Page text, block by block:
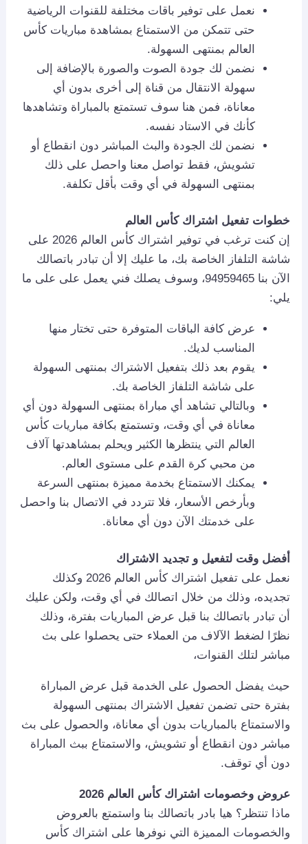
نعمل على توفير باقات مختلفة للقنوات الرياضية
حتى تتمكن من الاستمتاع بمشاهدة مباريات كأس
العالم بمنتهى السهولة.
نضمن لك جودة الصوت والصورة بالإضافة إلى
سهولة الانتقال من قناة إلى أخرى بدون أي
معاناة، فمن هنا سوف تستمتع بالمباراة وتشاهدها
كأنك في الاستاد نفسه.
نضمن لك الجودة والبث المباشر دون انقطاع أو
تشويش، فقط تواصل معنا واحصل على ذلك
بمنتهى السهولة في أي وقت بأقل تكلفة.
خطوات تفعيل اشتراك كأس العالم
إن كنت ترغب في توفير اشتراك كأس العالم 2026 على
شاشة التلفاز الخاصة بك، ما عليك إلا أن تبادر باتصالك
الآن بنا 94959465، وسوف يصلك فني يعمل على على ما
يلي:
عرض كافة الباقات المتوفرة حتى تختار منها
المناسب لديك.
يقوم بعد ذلك بتفعيل الاشتراك بمنتهى السهولة
على شاشة التلفاز الخاصة بك.
وبالتالي تشاهد أي مباراة بمنتهى السهولة دون أي
معاناة في أي وقت، وتستمتع بكافة مباريات كأس
العالم التي ينتظرها الكثير ويحلم بمشاهدتها آلاف
من محبي كرة القدم على مستوى العالم.
يمكنك الاستمتاع بخدمة مميزة بمنتهى السرعة
وبأرخص الأسعار، فلا تتردد في الاتصال بنا واحصل
على خدمتك الآن دون أي معاناة.
أفضل وقت لتفعيل و تجديد الاشتراك
نعمل على تفعيل اشتراك كأس العالم 2026 وكذلك
تجديده، وذلك من خلال اتصالك في أي وقت، ولكن عليك
أن تبادر باتصالك بنا قبل عرض المباريات بفترة، وذلك
نظرًا لضغط الآلاف من العملاء حتى يحصلوا على بث
مباشر لتلك القنوات،
حيث يفضل الحصول على الخدمة قبل عرض المباراة
بفترة حتى تضمن تفعيل الاشتراك بمنتهى السهولة
والاستمتاع بالمباريات بدون أي معاناة، والحصول على بث
مباشر دون انقطاع أو تشويش، والاستمتاع ببث المباراة
دون أي توقف.
عروض وخصومات اشتراك كأس العالم 2026
ماذا تنتظر؟ هيا بادر باتصالك بنا واستمتع بالعروض
والخصومات المميزة التي نوفرها على اشتراك كأس